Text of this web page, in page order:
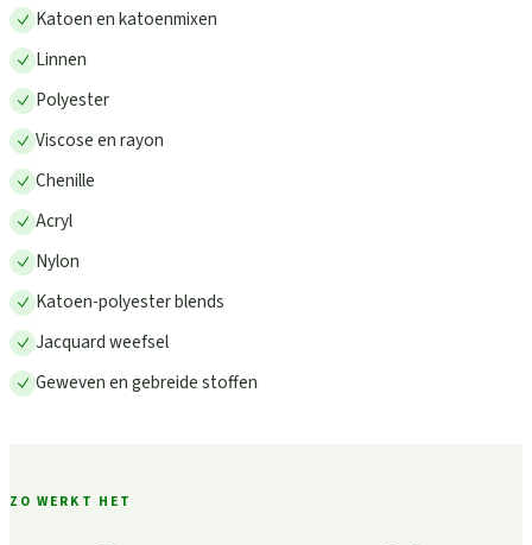
Katoen en katoenmixen
Linnen
Polyester
Viscose en rayon
Chenille
Acryl
Nylon
Katoen-polyester blends
Jacquard weefsel
Geweven en gebreide stoffen
ZO WERKT HET